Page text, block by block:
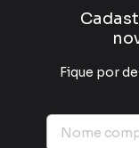
Fique por